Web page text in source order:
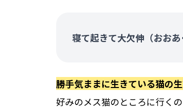
寝て起きて大欠伸（おお
勝手気ままに生きている猫の
好みのメス猫のところに行くの